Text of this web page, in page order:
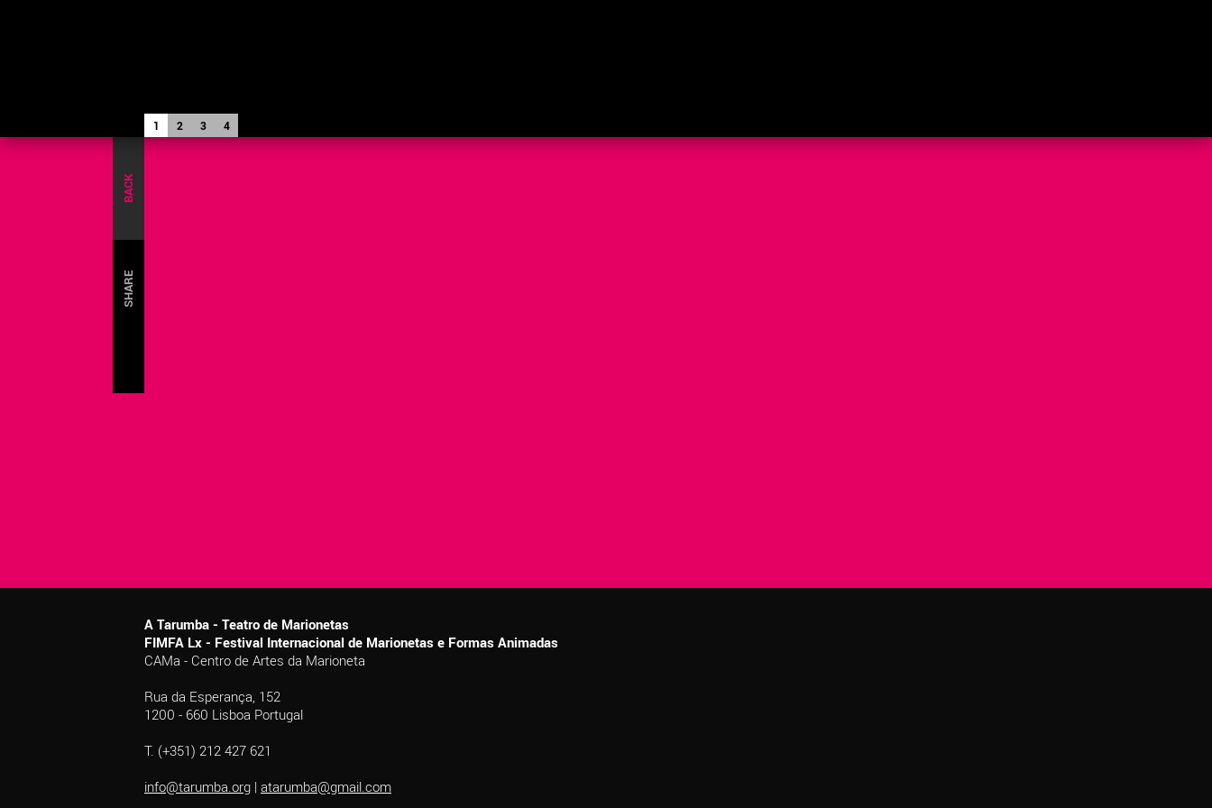
1 2 3 4
BACK
SHARE
A Tarumba - Teatro de Marionetas
FIMFA Lx - Festival Internacional de Marionetas e Formas Animadas
CAMa - Centro de Artes da Marioneta
Rua da Esperança, 152
1200 - 660 Lisboa Portugal
T. (+351) 212 427 621
info@tarumba.org | atarumba@gmail.com